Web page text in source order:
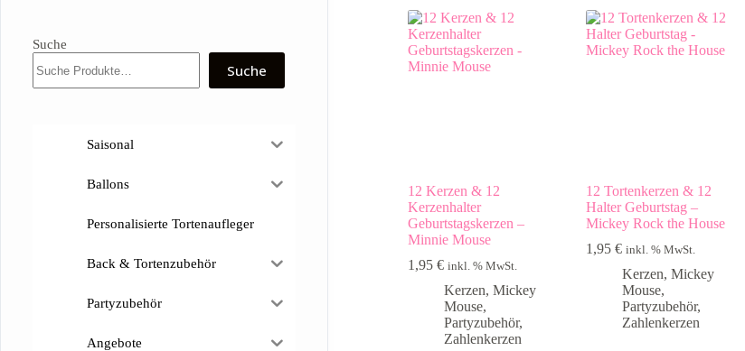
12 Kerzen & 12
Kerzenhalter
Geburtstagskerzen –
Minnie Mouse
1,95€ inkl. % MwSt.
Kerzen,Mickey
Mouse,
Partyzubehör,
Zahlenkerzen
12 Tortenkerzen & 12
Halter Geburtstag –
Mickey Rock the House
1,95€ inkl. % MwSt.
Kerzen,Mickey
Mouse,
Partyzubehör,
Zahlenkerzen
Suche
Suche
Saisonal
Ballons
Personalisierte Tortenaufleger
Back & Tortenzubehör
Partyzubehör
Angebote